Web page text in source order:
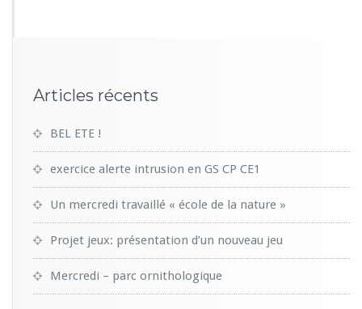
Articles récents
BEL ETE !
exercice alerte intrusion en GS CP CE1
Un mercredi travaillé « école de la nature »
Projet jeux: présentation d’un nouveau jeu
Mercredi – parc ornithologique